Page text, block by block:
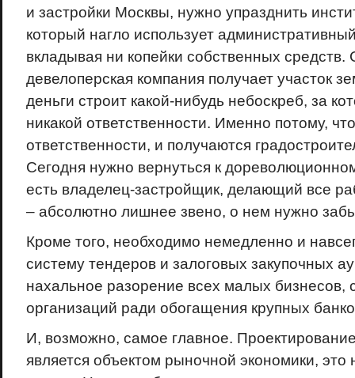
и застройки Москвы, нужно упразднить
который нагло использует
вкладывая ни копейки собственных средств.
девелоперская компания получает участок
деньги строит какой-нибудь небоскреб, за
никакой ответственности. Именно потому,
ответственности, и получаются
Сегодня нужно вернуться к
есть владелец-застройщик, делающий все
– абсолютно лишнее звено, о нем нужно
Кроме того, необходимо немедленно и
систему тендеров и залоговых закупочных
нахальное разорение всех малых бизнесов,
организаций ради обогащения крупных
И, возможно, самое главное.
является объектом рыночной экономики, это